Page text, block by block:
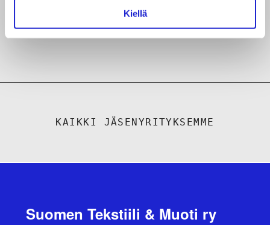
Kiellä
Untuvia Oy
KAIKKI JÄSENYRITYKSEMME
Suomen Tekstiili & Muoti ry